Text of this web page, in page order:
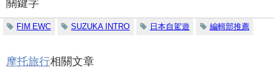
關鍵字
FIM EWC SUZUKA INTRO 日本自駕遊 編輯部推薦
摩托旅行相關文章